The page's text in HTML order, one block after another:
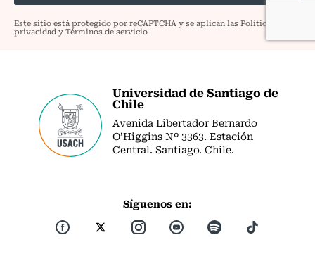
Universidad de Santiago de
Chile
Avenida Libertador Bernardo
O’Higgins Nº 3363. Estación
Central. Santiago. Chile.
Síguenos en: